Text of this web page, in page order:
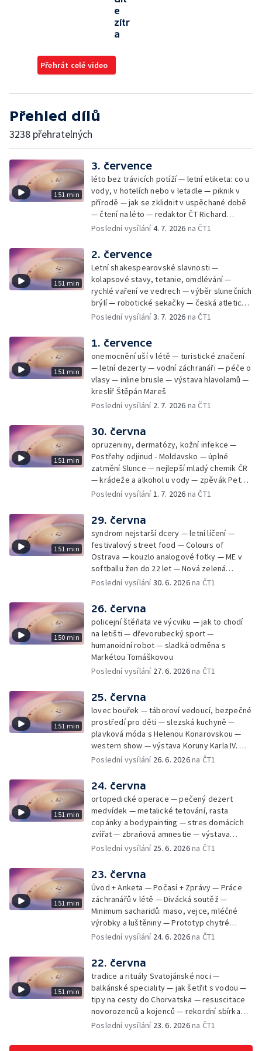
e
zítr
a
Přehrát celé video
Přehled dílů
3238 přehratelných
151 min
3. července
léto bez trávicích potíží — letní etiketa: co u
vody, v hotelích nebo v letadle — piknik v
přírodě — jak se zklidnit v uspěchané době
— čtení na léto — redaktor ČT Richard
Samko
Poslední vysílání4. 7. 2026 na ČT1
151 min
2. července
Letní shakespearovské slavnosti —
kolapsové stavy, tetanie, omdlévání —
rychlé vaření ve vedrech — výběr slunečních
brýlí — robotické sekačky — česká atletická
rekordmanka — psí seriál: výmarský
Poslední vysílání3. 7. 2026 na ČT1
151 min
1. července
onemocnění uší v létě — turistické značení
— letní dezerty — vodní záchranáři — péče o
vlasy — inline brusle — výstava hlavolamů —
kreslíř Štěpán Mareš
Poslední vysílání 2. 7. 2026 na ČT1
151 min
30. června
opruzeniny, dermatózy, kožní infekce —
Postřehy odjinud - Moldavsko — úplné
zatmění Slunce — nejlepší mladý chemik ČR
— krádeže a alkohol u vody — zpěvák Peter
Cmorik
Poslední vysílání1. 7. 2026 na ČT1
151 min
29. června
syndrom nejstarší dcery — letní líčení —
festivalový street food — Colours of
Ostrava — kouzlo analogové fotky — ME v
softballu žen do 22 let — Nová zelená
úsporám — Global Teacher Prize Czech
Poslední vysílání30. 6. 2026na ČT1
150 min
26. června
policejní štěňata ve výcviku — jak to chodí
na letišti — dřevorubecký sport —
humanoidní robot — sladká odměna s
Markétou Tomáškovou
Poslední vysílání 27. 6. 2026na ČT1
151 min
25. června
lovec bouřek — táboroví vedoucí, bezpečné
prostředí pro děti — slezská kuchyně —
plavková móda s Helenou Konarovskou —
western show — výstava Koruny Karla IV. —
mladý lezecký fenomén Josef Šindel
Poslední vysílání 26. 6. 2026na ČT1
151 min
24. června
ortopedické operace — pečený dezert
medvídek — metalické tetování, rasta
copánky a bodypainting — stres domácích
zvířat — zbraňová amnestie — výstava
mikrofotografií rostlin — fenomenální
Poslední vysílání 25. 6. 2026na ČT1
151 min
23. června
Úvod + Anketa — Počasí + Zprávy — Práce
záchranářů v létě — Divácká soutěž —
Minimum sacharidů: maso, vejce, mléčné
výrobky a luštěniny — Prototyp chytré
vložky do bot pro běžce — Anketa +
záchranářů v létě — Divácká soutěž —
Minimum sacharidů: maso, vejce, mléčné
výrobky a luštěniny — Jak se udržet v
kondici v létě bez posilovny — Prototyp
chytré vložky do bot pro běžce — Anketa +
aktuálně — Škola hrou — Upoutávka na další
vysílání — Počasí + Zprávy — Práce
Poslední vysílání 24. 6. 2026na ČT1
151 min
22. června
tradice a rituály Svatojánské noci —
balkánské speciality — jak šetřit s vodou —
tipy na cesty do Chorvatska — resuscitace
novorozenců a kojenců — rekordní sbírka
velkých modelů aut — výroba šperků se
Poslední vysílání 23. 6. 2026na ČT1